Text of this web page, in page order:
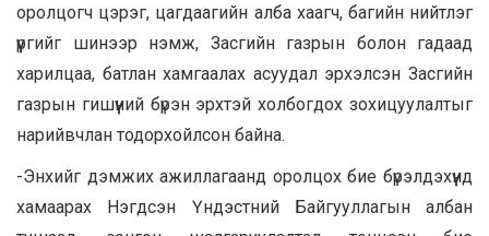
оролцогч цэрэг, цагдаагийн алба хаагч, багийн нийтлэг
үүргийг шинээр нэмж, Засгийн газрын болон гадаад
харилцаа, батлан хамгаалах асуудал эрхэлсэн Засгийн
газрын гишүүний бүрэн эрхтэй холбогдох зохицуулалтыг
нарийвчлан тодорхойлсон байна.
-Энхийг дэмжих ажиллагаанд оролцох бие бүрэлдэхүүнд
хамаарах Нэгдсэн Үндэстний Байгууллагын албан